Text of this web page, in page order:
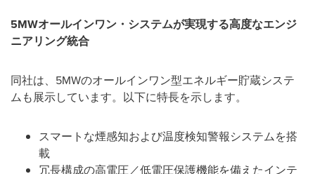
5MWオールインワン・システムが実現する高度なエンジ
ニアリング統合
同社は、5MWのオールインワン型エネルギー貯蔵システ
ムも展示しています。以下に特長を示します。
スマートな煙感知および温度検知警報システムを搭
載
冗長構成の高電圧／低電圧保護機能を備えたインテ